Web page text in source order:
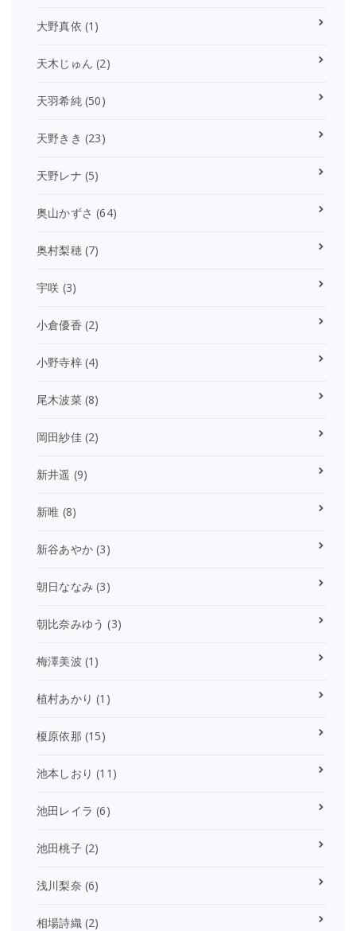
大野真依 (1)
天木じゅん (2)
天羽希純(50)
天野きき (23)
天野レナ (5)
奥山かずさ (64)
奥村梨穂(7)
宇咲 (3)
小倉優香 (2)
小野寺梓(4)
尾木波菜(8)
岡田紗佳(2)
新井遥 (9)
新唯 (8)
新谷あやか (3)
朝日ななみ (3)
朝比奈みゆう (3)
梅澤美波 (1)
植村あかり (1)
榎原依那 (15)
池本しおり (11)
池田レイラ (6)
池田桃子(2)
浅川梨奈 (6)
相場詩織(2)